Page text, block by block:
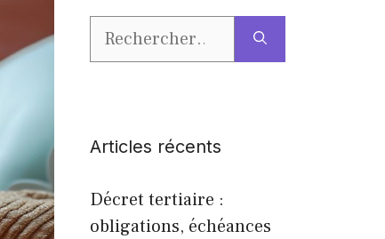
Rechercher :
Articles récents
Décret tertiaire :
obligations, échéances